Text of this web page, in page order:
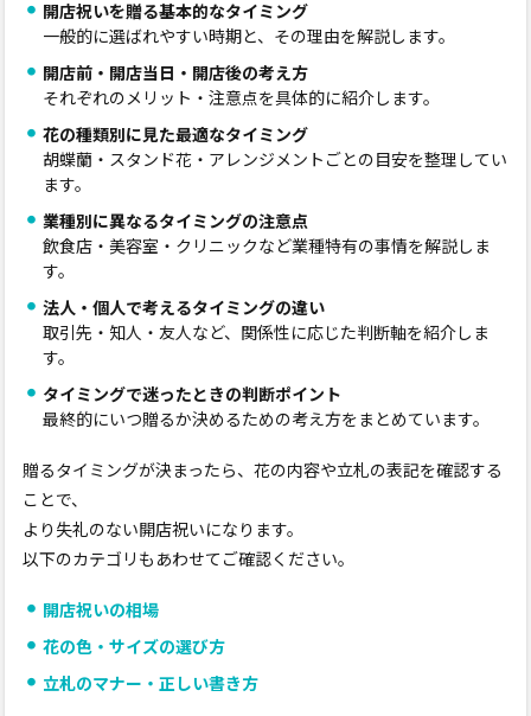
開店祝いを贈る基本的なタイミング
一般的に選ばれやすい時期と、その理由を解説します。
開店前・開店当日・開店後の考え方
それぞれのメリット・注意点を具体的に紹介します。
花の種類別に見た最適なタイミング
胡蝶蘭・スタンド花・アレンジメントごとの目安を整理してい
ます。
業種別に異なるタイミングの注意点
飲食店・美容室・クリニックなど業種特有の事情を解説しま
す。
法人・個人で考えるタイミングの違い
取引先・知人・友人など、関係性に応じた判断軸を紹介しま
す。
タイミングで迷ったときの判断ポイント
最終的にいつ贈るか決めるための考え方をまとめています。
贈るタイミングが決まったら、花の内容や立札の表記を確認する
ことで、
より失礼のない開店祝いになります。
以下のカテゴリもあわせてご確認ください。
開店祝いの相場
花の色・サイズの選び方
立札のマナー・正しい書き方